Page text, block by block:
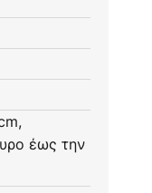
έως την